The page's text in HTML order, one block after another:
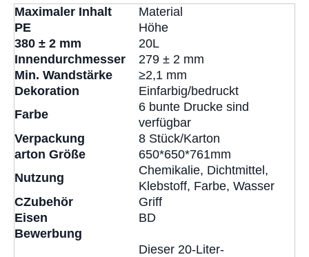
Maximaler Inhalt
Material
PE
Höhe
380 ± 2 mm
20L
Innendurchmesser
279 ± 2 mm
Min. Wandstärke
≥2,1 mm
Dekoration
Einfarbig/bedruckt
Farbe
6 bunte Drucke sind
verfügbar
Verpackung
8 Stück/Karton
arton Größe
650*650*761mm
Nutzung
Chemikalie, Dichtmittel,
Klebstoff, Farbe, Wasser
CZubehör
Griff
Eisen
BD
Bewerbung
Dieser 20-Liter-